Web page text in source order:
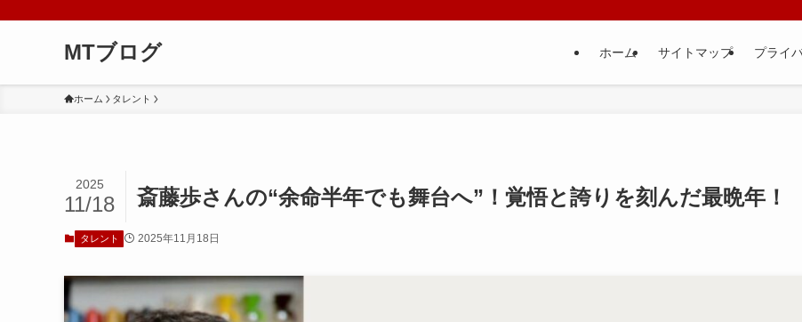
MTブログ ホーム サイトマップ プライ
ホーム タレント
斎藤歩さんの“余命半年でも舞台へ”！覚悟と誇りを刻んだ最晩年！
2025
11/18
タレント 2025年11月18日